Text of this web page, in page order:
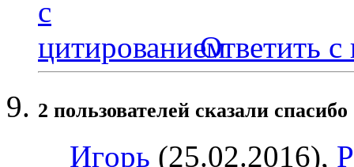
Ответить с
2 пользователей сказали
Игoрь (25.02.2016),